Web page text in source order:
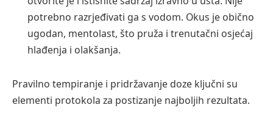
potrebno razrjeđivati ga s vodom. Okus je obično
ugodan, mentolast, što pruža i trenutačni osjećaj
hlađenja i olakšanja.
Pravilno tempiranje i pridržavanje doze ključni su
elementi protokola za postizanje najboljih rezultata.